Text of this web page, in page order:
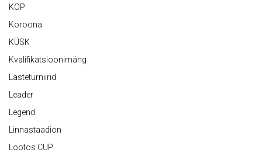
KOP
Koroona
KÜSK
Kvalifikatsioonimäng
Lasteturniirid
Leader
Legend
Linnastaadion
Lootos CUP